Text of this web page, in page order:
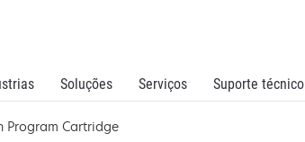
Soluções Serviços Suporte técnico
Program Cartridge